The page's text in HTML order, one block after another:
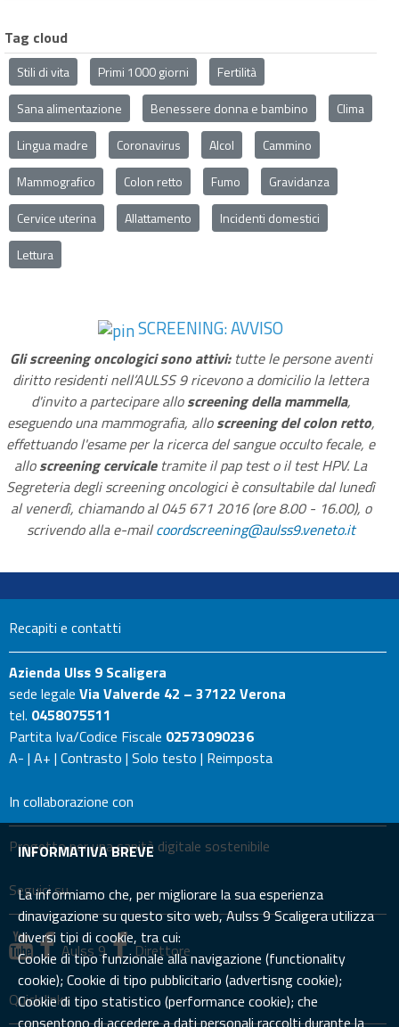
Tag cloud
Stili di vita Primi 1000 giorni
Fertilità
Sana alimentazione
Benessere donna e bambino
Clima
Lingua madre
Coronavirus Alcol
Cammino
Mammografico
Colon retto Fumo
Gravidanza
Cervice uterina
Allattamento
Incidenti domestici
Lettura
SCREENING: AVVISO
Gli screening oncologici sono attivi:tutte le persone aventi
diritto residenti nell’AULSS 9 ricevono a domicilio la lettera
d'invito a partecipare alloscreening della mammella,
eseguendo una mammografia, alloscreening del colon retto,
effettuando l'esame per la ricerca del sangue occulto fecale, e
alloscreening cervicaletramite il pap test o il test HPV. La
Segreteria degli screening oncologici è consultabile dal lunedì
al venerdì, chiamando al 045 671 2016 (ore 8.00 - 16.00), o
scrivendo alla e-mailcoordscreening@aulss9.veneto.it
Recapiti e contatti
Azienda Ulss 9 Scaligera
sede legale Via Valverde 42 – 37122 Verona
tel. 0458075511
Partita Iva/Codice Fiscale 02573090236
A- | A+ | Contrasto | Solo testo | Reimposta
In collaborazione con
Progetto per una sanità digitale sostenibile
Seguici su
Aulss 9 Direttore
Quick links
INFORMATIVA BREVE
La informiamo che, per migliorare la sua esperienza
dinavigazione su questo sito web, Aulss 9 Scaligera utilizza
diversi tipi di cookie, tra cui:
Cookie di tipo funzionale alla navigazione (functionality
cookie); Cookie di tipo pubblicitario (advertisng cookie);
Cookie di tipo statistico (performance cookie); che
consentono di accedere a dati personali raccolti durante la